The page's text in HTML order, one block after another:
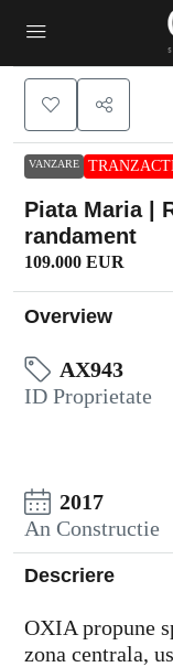
VANZARE
Piata Maria |
randament
109.000 EUR
Overview
AX943
ID Proprietate
2017
An Constructie
Descriere
OXIA propune
zona centrala,